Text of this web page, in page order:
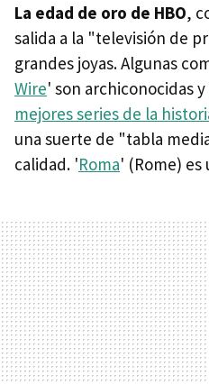
La edad de oro de HBO,
salida a la "televisión de
grandes joyas. Algunas
Wire' son archiconocidas
mejores series de la
una suerte de "tabla
calidad. 'Roma' (Rome)